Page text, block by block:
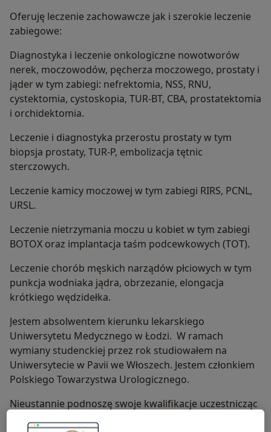
Oferuję leczenie zachowawcze jak i szerokie leczenie
zabiegowe:
Diagnostyka i leczenie onkologiczne nowotworów
nerek, moczowodów, pęcherza moczowego, prostaty i
jąder w tym zabiegi: nefrektomia, NSS, RNU,
cystektomia, cystoskopia, TUR-BT, CBA, prostatektomia
i orchidektomia.
Leczenie i diagnostyka przerostu prostaty w tym
biopsja prostaty, TUR-P, embolizacja tętnic
sterczowych.
Leczenie kamicy moczowej w tym zabiegi RIRS, PCNL,
URSL.
Leczenie nietrzymania moczu u kobiet w tym zabiegi
BOTOX oraz implantacja taśm podcewkowych (TOT).
Leczenie chorób męskich narządów płciowych w tym
punkcja wodniaka jądra, obrzezanie, elongacja
krótkiego wędzidełka.
Jestem absolwentem kierunku lekarskiego
Uniwersytetu Medycznego w Łodzi. W ramach
wymiany studenckiej przez rok studiowałem na
Uniwersytecie w Pavii we Włoszech. Jestem członkiem
Polskiego Towarzystwa Urologicznego.
Nieustannie podnoszę swoje kwalifikacje uczestnicząc
w kursach oraz szkoleniach specjalizacyjnych.